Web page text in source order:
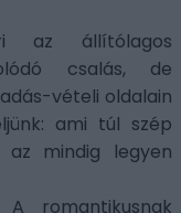
az állítólagos
csalás, de
vételi oldalain
ami túl szép
az mindig legyen
A romantikusnak